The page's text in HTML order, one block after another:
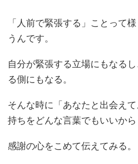
「人前で緊張する」ことって
うんです。
自分が緊張する立場にもなる
る側にもなる。
そんな時に「あなたと出会え
持ちをどんな言葉でもいいから
感謝の心をこめて伝えてみる。